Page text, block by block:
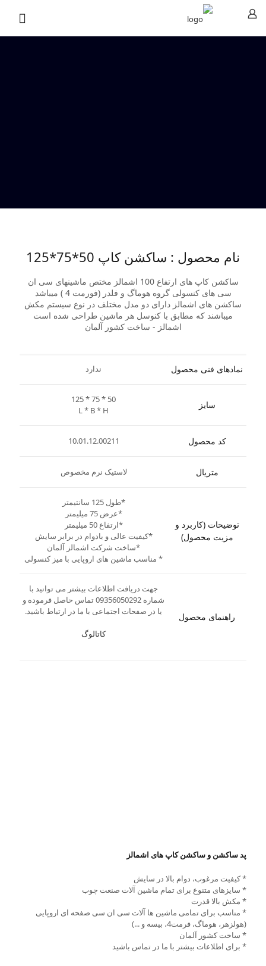
نام محصول : ساکشن کاپ 50*75*125
ساکشن کاپ های ارتفاع 100 اشمالز مختص ماشینهای سی ان
سی های کنسولی گروه هوماگ و فلدر (فورمت 4 ) میباشد
ساکشن های اشمالز دارای دو مدل مختلف در نوع سیستم مکش
میباشند که مطابق با کنوسل هر ماشین طراحی شده است
اشمالز - ساخت کشور آلمان
نمادهای فنی محصول ندارد
سایز
125 * 75 * 50
L * B * H
کد محصول 10.01.12.00211
متریال لاستیک نرم مخصوص
توضیحات (کاربرد و
مزیت محصول)
*طول 125 سانتیمتر
*عرض 75 میلیمتر
*ارتفاع 50 میلیمتر
*کیفیت عالی و بادوام در برابر سایش
*ساخت شرکت اشمالز آلمان
* مناسب ماشین های اروپایی با میز کنسولی
راهنمای محصول
جهت دریافت اطلاعات بیشتر می توانید با
شماره 09356050292 تماس حاصل فرموده و
یا در صفحات اجتماعی با ما در ارتباط باشید.
کاتالوگ
پد ساکشن و ساکشن کاپ های اشمالز
* کیفیت مرغوب، دوام بالا در سایش
* سایزهای متنوع برای تمام ماشین آلات صنعت چوب
* مکش بالا قدرت
* مناسب برای تمامی ماشین ها آلات سی ان سی صفحه ای اروپایی
(هولزهر، هوماگ، فرمت4، بیسه و ...)
* ساخت کشور آلمان
* برای اطلاعات بیشتر با ما در تماس باشید